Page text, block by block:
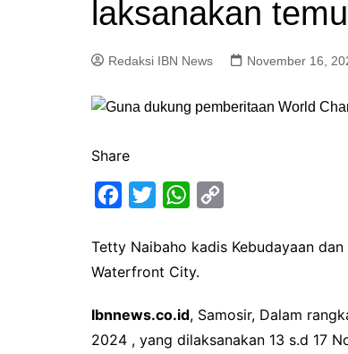
laksanakan
Redaksi IBN News November 16,
Share
c
e
i
t
W
a
t
A
p
Tetty Naibaho kadis Kebudayaan
Waterfront City.
Ibnnews.co.id, Samosir, Dalam
2024 , yang dilaksanakan 13 s.d 17